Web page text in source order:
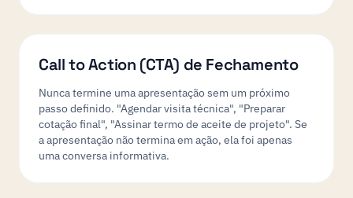
Call to Action (CTA) de Fechamento
Nunca termine uma apresentação sem um próximo
passo definido. "Agendar visita técnica", "Preparar
cotação final", "Assinar termo de aceite de projeto". Se
a apresentação não termina em ação, ela foi apenas
uma conversa informativa.